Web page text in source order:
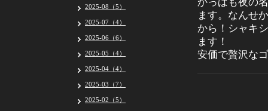
ます。なんせ
から！シャキ
ます！
安価で贅沢な
2025-08（5）
2025-07（4）
2025-06（6）
2025-05（4）
2025-04（4）
2025-03（7）
2025-02（5）